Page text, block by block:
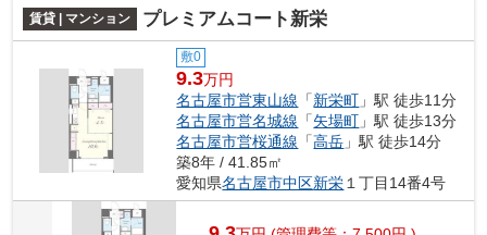
賃貸 | マンション プレミアムコート新栄
敷0
9.3万円
名古屋市営東山線 「新栄町 」駅 徒歩11分
名古屋市営名城線 「矢場町 」駅 徒歩13分
名古屋市営桜通線 「高岳 」駅 徒歩14分
築8年 / 41.85㎡
愛知県名古屋市中区新栄１丁目14番4号